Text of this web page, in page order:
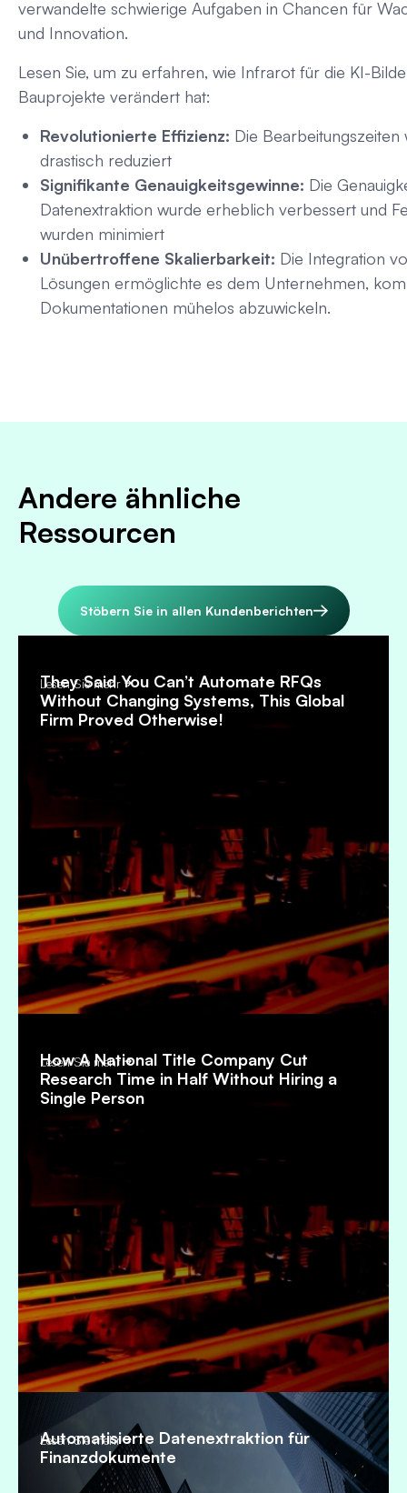
verwandelte schwierige Aufgaben in Chancen für
und Innovation.
Lesen Sie, um zu erfahren, wie Infrarot für die KI-
Bauprojekte verändert hat:
Revolutionierte Effizienz: Die Bearbeitungszeiten
drastisch reduziert
Signifikante Genauigkeitsgewinne: Die
Datenextraktion wurde erheblich verbessert und
wurden minimiert
Unübertroffene Skalierbarkeit: Die Integration
Lösungen ermöglichte es dem Unternehmen,
Dokumentationen mühelos abzuwickeln.
Andere ähnliche
Ressourcen
Stöbern Sie in allen Kundenberichten
They Said You Can’t Automate RFQs
Without Changing Systems, This Global
Firm Proved Otherwise!
Lesen Sie mehr
How A National Title Company Cut
Research Time in Half Without Hiring a
Single Person
Lesen Sie mehr
Automatisierte Datenextraktion für
Finanzdokumente
Lesen Sie mehr